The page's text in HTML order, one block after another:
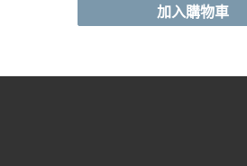
加入購物車